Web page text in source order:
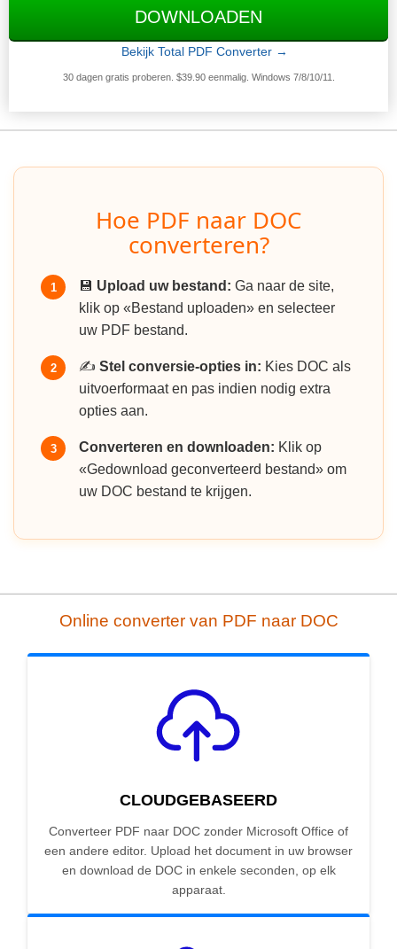
DOWNLOADEN
Bekijk Total PDF Converter →
30 dagen gratis proberen. $39.90 eenmalig. Windows 7/8/10/11.
Hoe PDF naar DOC
converteren?
1 💾 Upload uw bestand: Ga naar de site,
klik op «Bestand uploaden» en selecteer
uw PDF bestand.
2 ✍️ Stel conversie-opties in: Kies DOC als
uitvoerformaat en pas indien nodig extra
opties aan.
3 Converteren en downloaden: Klik op
«Gedownload geconverteerd bestand» om
uw DOC bestand te krijgen.
Online converter van PDF naar DOC
CLOUDGEBASEERD
Converteer PDF naar DOC zonder Microsoft Office of
een andere editor. Upload het document in uw browser
en download de DOC in enkele seconden, op elk
apparaat.